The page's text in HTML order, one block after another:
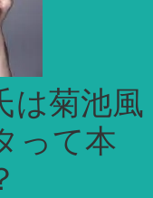
は菊池風
って本